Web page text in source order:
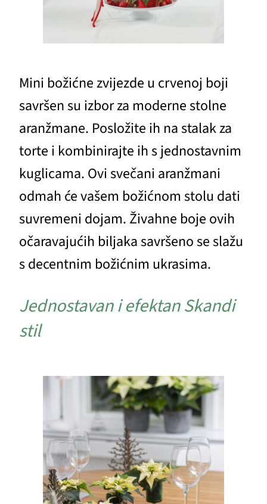
Mini božićne zvijezde u crvenoj boji
savršen su izbor za moderne stolne
aranžmane. Posložite ih na stalak za
torte i kombinirajte ih s jednostavnim
kuglicama. Ovi svečani aranžmani
odmah će vašem božićnom stolu dati
suvremeni dojam. Živahne boje ovih
očaravajućih biljaka savršeno se slažu
s decentnim božićnim ukrasima.
Jednostavan i efektan Skandi
stil